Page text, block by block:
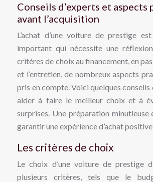
Conseils d’experts et aspects
avant l’acquisition
L’achat d’une voiture de prestige
important qui nécessite une
critères de choix au financement, en
et l’entretien, de nombreux aspects
pris en compte. Voici quelques conseils
aider à faire le meilleur choix et à
surprises. Une préparation minutieuse
garantir une expérience d’achat
Les critères de choix
Le choix d’une voiture de prestige
plusieurs critères, tels que le